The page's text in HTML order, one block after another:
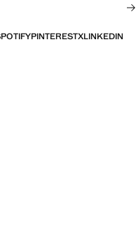
PINTERESTXLINKEDIN